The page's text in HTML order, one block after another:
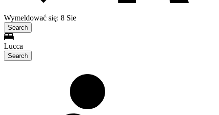
Wymeldować się: 8 Sie
Search
Lucca
Search